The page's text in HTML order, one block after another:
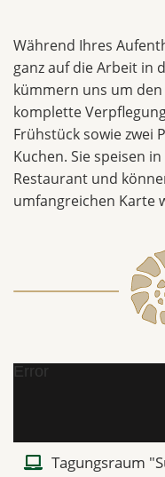
Während Ihres
ganz auf die Arbeit in
kümmern uns um
komplette
Frühstück sowie zwei
Kuchen. Sie speisen
Restaurant und
umfangreichen Karte
Error
Tagungsraum